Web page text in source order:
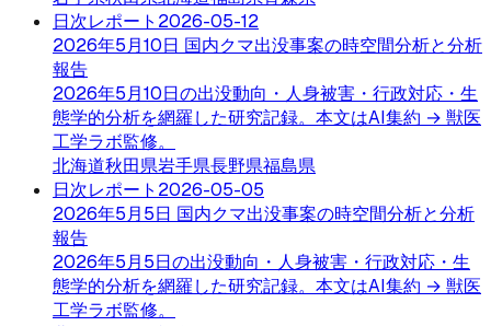
日次レポート 2026-05-12
2026年5月10日 国内クマ出没事案の時空間分析と分析
報告
2026年5月10日の出没動向・人身被害・行政対応・生
態学的分析を網羅した研究記録。本文はAI集約 → 獣医
工学ラボ監修。
北海道秋田県岩手県長野県福島県
日次レポート 2026-05-05
2026年5月5日 国内クマ出没事案の時空間分析と分析
報告
2026年5月5日の出没動向・人身被害・行政対応・生
態学的分析を網羅した研究記録。本文はAI集約 → 獣医
工学ラボ監修。